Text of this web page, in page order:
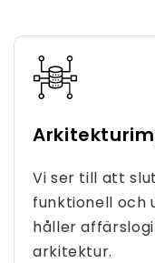
Vi ser till att
funktionell och
håller
arkitektur.